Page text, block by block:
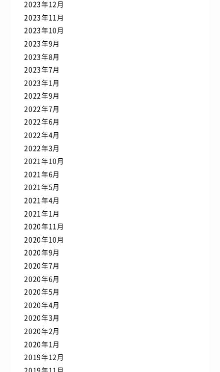
2023年12月
2023年11月
2023年10月
2023年9月
2023年8月
2023年7月
2023年1月
2022年9月
2022年7月
2022年6月
2022年4月
2022年3月
2021年10月
2021年6月
2021年5月
2021年4月
2021年1月
2020年11月
2020年10月
2020年9月
2020年7月
2020年6月
2020年5月
2020年4月
2020年3月
2020年2月
2020年1月
2019年12月
2019年11月